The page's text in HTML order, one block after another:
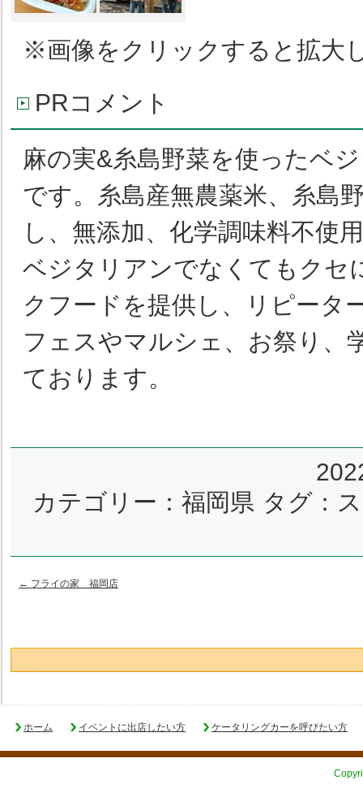
※画像をクリックすると拡大
PRコメント
麻の実&糸島野菜を使ったベ
です。糸島産無農薬米、糸島
し、無添加、化学調味料不使
ベジタリアンでなくてもクセ
クフードを提供し、リピータ
フェスやマルシェ、お祭り、
ております。
カテゴリー： 福岡県 タグ：
← フライの家 福岡店
ホーム イベントに出店したい方 ケータリングカーを呼びたい方